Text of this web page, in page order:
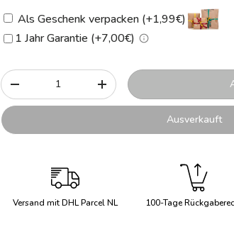
Als Geschenk verpacken (+1,99€)
1 Jahr Garantie (+7,00€)
Anzahl
-
+
Ausverkauft
Versand mit DHL Parcel NL 100-Tage